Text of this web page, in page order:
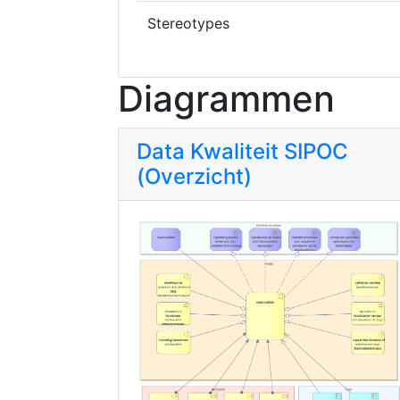
Stereotypes
Diagrammen
Data Kwaliteit SIPOC
(Overzicht)